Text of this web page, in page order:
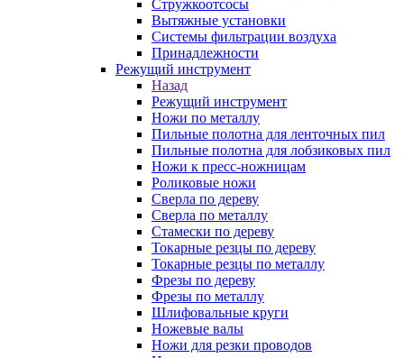
Стружкоотсосы
Вытяжные установки
Системы фильтрации воздуха
Принадлежности
Режущий инструмент
Назад
Режущий инструмент
Ножи по металлу
Пильные полотна для ленточных пил
Пильные полотна для лобзиковых пил
Ножи к пресс-ножницам
Роликовые ножи
Сверла по дереву
Сверла по металлу
Стамески по дереву
Токарные резцы по дереву
Токарные резцы по металлу
Фрезы по дереву
Фрезы по металлу
Шлифовальные круги
Ножевые валы
Ножи для резки проводов